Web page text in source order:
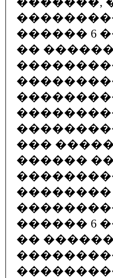
������ 6
��
���
������
��������
������ 6
��
���������